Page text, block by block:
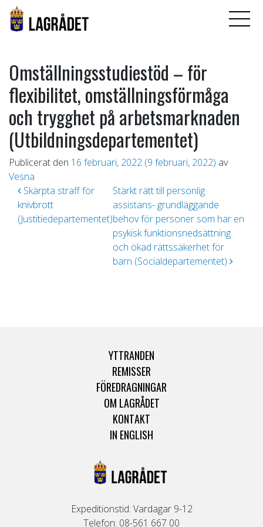
Omställningsstudiestöd – för
flexibilitet, omställningsförmåga
och trygghet på arbetsmarknaden
(Utbildningsdepartementet)
Publicerat den 16 februari, 2022 (9 februari, 2022) av
Vesna
Inläggsnavigering
Skärpta straff för
knivbrott
(Justitiedepartementet)
Stärkt rätt till personlig
assistans- grundläggande
behov för personer som har en
psykisk funktionsnedsättning
och ökad rättssäkerhet för
barn (Socialdepartementet)
YTTRANDEN
REMISSER
FÖREDRAGNINGAR
OM LAGRÅDET
KONTAKT
IN ENGLISH
Expeditionstid: Vardagar 9-12
Telefon: 08-561 667 00